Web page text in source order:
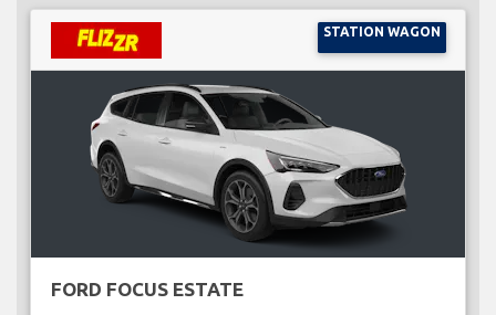
STATION WAGON
FORD FOCUS ESTATE